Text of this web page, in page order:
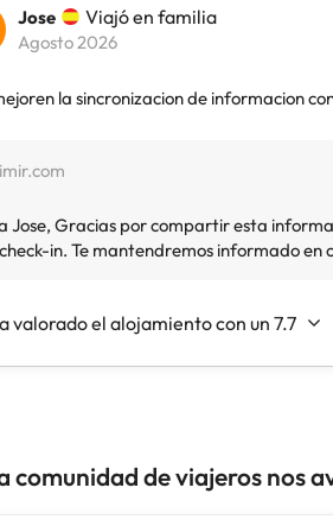
comunidad de viajeros nos